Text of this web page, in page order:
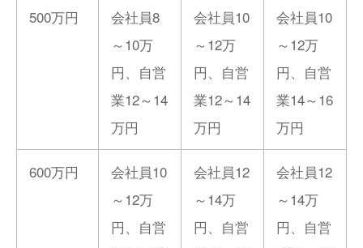
500万円
会社員8
～10万
円、自営
業12～14
万円
会社員10
～12万
円、自営
業12～14
万円
会社員10
～12万
円、自営
業14～16
万円
600万円
会社員10
～12万
円、自営
会社員12
～14万
円、自営
会社員12
～14万
円、自営